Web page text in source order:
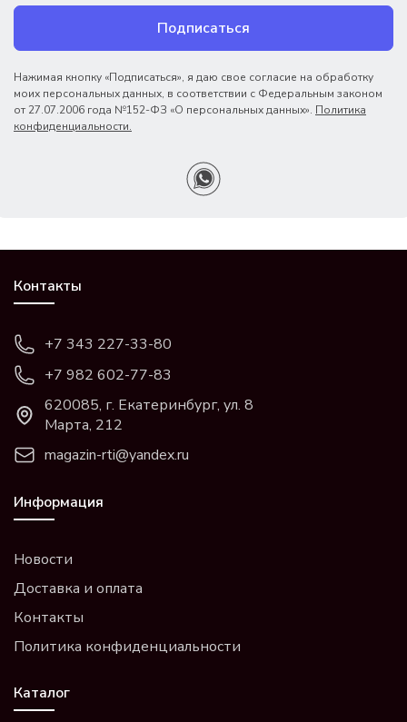
Подписаться
Нажимая кнопку «Подписаться», я даю свое согласие на обработку
моих персональных данных, в соответствии с Федеральным законом
от 27.07.2006 года №152-ФЗ «О персональных данных». Политика
конфиденциальности.
Контакты
+7 343 227-33-80
+7 982 602-77-83
620085, г. Екатеринбург, ул. 8
Марта, 212
magazin-rti@yandex.ru
Информация
Новости
Доставка и оплата
Контакты
Политика конфиденциальности
Каталог